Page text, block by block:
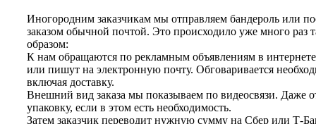
Иногородним заказчикам мы отправляем бандероль или
заказом обычной почтой. Это происходило уже много раз
образом:
К нам обращаются по рекламным объявлениям в
или пишут на электронную почту. Обговаривается
включая доставку.
Внешний вид заказа мы показываем по видеосвязи. Даже
упаковку, если в этом есть необходимость.
Затем заказчик переводит нужную сумму на Сбер или Т-